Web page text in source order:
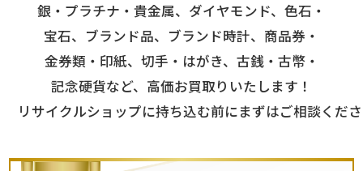
銀 ・ プラチナ ・貴金属、 ダイヤモンド、色石・
宝石、 ブランド品、 ブランド時計、商品券・
金券類・印紙、切手・はがき、古銭・古幣・
記念硬貨など、高価お買取りいたします！
リサイクルショップに持ち込む前にまずはご相談くだ